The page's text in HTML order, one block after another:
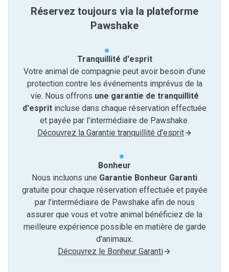
Réservez toujours via la plateforme
Pawshake
Tranquillité d'esprit
Votre animal de compagnie peut avoir besoin d'une
protection contre les événements imprévus de la
vie. Nous offrons une garantie de tranquillité
d'esprit incluse dans chaque réservation effectuée
et payée par l'intermédiaire de Pawshake.
Découvrez la Garantie tranquillité d'esprit
Bonheur
Nous incluons une Garantie Bonheur Garanti
gratuite pour chaque réservation effectuée et payée
par l'intermédiaire de Pawshake afin de nous
assurer que vous et votre animal bénéficiez de la
meilleure expérience possible en matière de garde
d'animaux.
Découvrez le Bonheur Garanti